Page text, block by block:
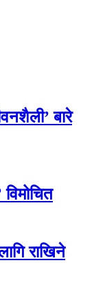
बारे
विमोचित
राखिने